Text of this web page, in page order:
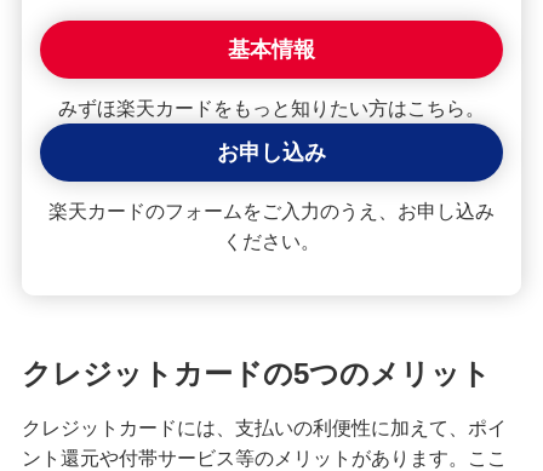
【クレジットカード初心者向け】使い方や使える
クレジットカードの住所変更手続を紹介！タイミ
ングや変更しないリスクも解説
クレジットカードで分割払い・あとから分割を利
用する手順は？手数料やメリットも紹介
クレジットカードの引き落とし日（支払日）はい
つ？締め日との関係や注意点を解説
基本情報
みずほ楽天カードをもっと知りたい方はこちら。
お申し込み
楽天カードのフォームをご入力のうえ、お申し込み
ください。
クレジットカードの5つのメリット
クレジットカードには、支払いの利便性に加えて、ポイ
ント還元や付帯サービス等のメリットがあります。ここ